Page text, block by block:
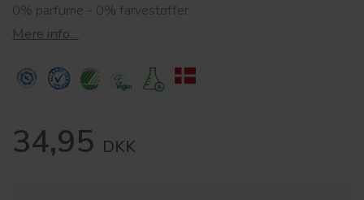
0% parfume - 0% farvestoffer.
Mere info…
34,95 DKK